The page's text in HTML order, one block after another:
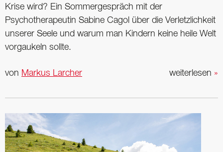
Krise wird? Ein Sommergespräch mit der
Psychotherapeutin Sabine Cagol über die Verletzlichkeit
unserer Seele und warum man Kindern keine heile Welt
vorgaukeln sollte.
weiterlesen »
von Markus Larcher